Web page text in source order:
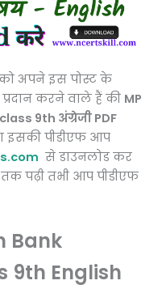
अपने इस पोस्ट के
करने वाले हैं की MP
9th अंग्रेजी PDF
इसकी पीडीएफ आप
से डाउनलोड कर
पढ़ी तभी आप पीडीएफ
Bank
9th English